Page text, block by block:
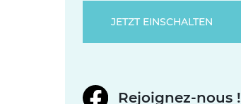
JETZT EINSCHALTEN
Rejoignez-nous !